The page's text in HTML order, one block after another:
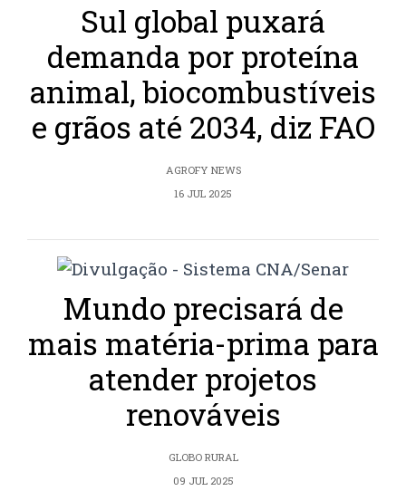
Sul global puxará
demanda por proteína
animal, biocombustíveis
e grãos até 2034, diz FAO
AGROFY NEWS
16 JUL 2025
Mundo precisará de
mais matéria-prima para
atender projetos
renováveis
GLOBO RURAL
09 JUL 2025